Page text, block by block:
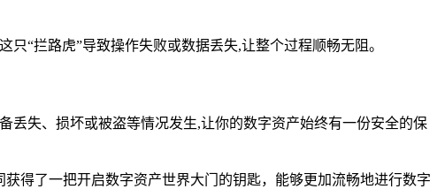
“拦路虎”导致操作失败或数据丢失,让整个过程顺畅无阻。
丢失、损坏或被盗等情况发生,让你的数字资产始终有一份安全的保
得了一把开启数字资产世界大门的钥匙，能够更加流畅地进行数字